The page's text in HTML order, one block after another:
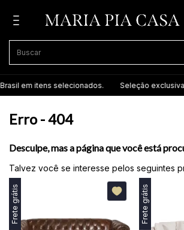
em itens selecionados. Seleção exclusiva
Erro - 404
Desculpe, mas a página que você está
Talvez você se interesse pelos seguintes
Frete grátis Frete grátis